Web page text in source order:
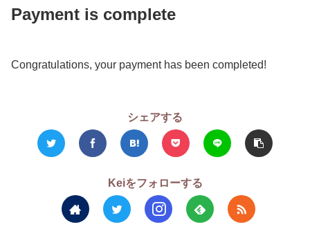
Payment is complete
Congratulations, your payment has been completed!
シェアする
Keiをフォローする